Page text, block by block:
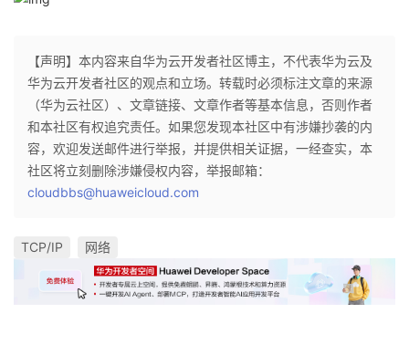
【声明】本内容来自华为云开发者社区博主，不代表华为云及
华为云开发者社区的观点和立场。转载时必须标注文章的来源
（华为云社区）、文章链接、文章作者等基本信息，否则作者
和本社区有权追究责任。如果您发现本社区中有涉嫌抄袭的内
容，欢迎发送邮件进行举报，并提供相关证据，一经查实，本
社区将立刻删除涉嫌侵权内容，举报邮箱：
cloudbbs@huaweicloud.com
TCP/IP 网络